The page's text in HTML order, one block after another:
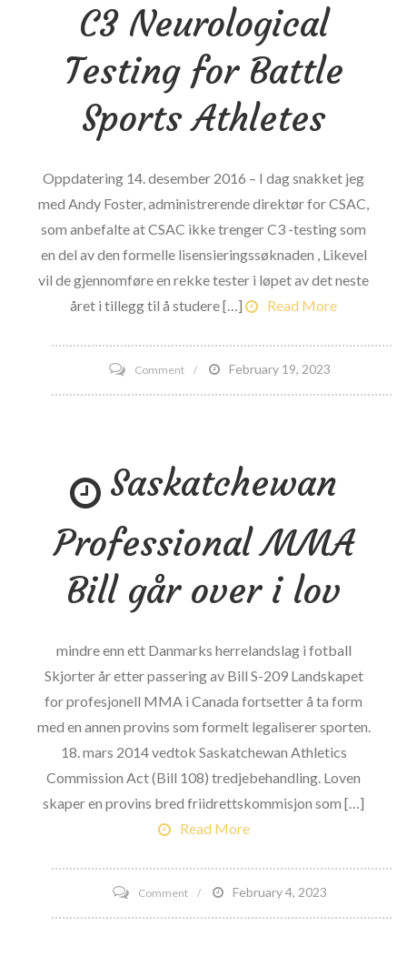
mindre
kjedelig
C3 Neurological
Testing for Battle
Sports Athletes
Oppdatering 14. desember 2016 – I dag snakket jeg
med Andy Foster, administrerende direktør for CSAC,
som anbefalte at CSAC ikke trenger C3 -testing som
en del av den formelle lisensieringssøknaden , Likevel
vil de gjennomføre en rekke tester i løpet av det neste
året i tillegg til å studere […]
Read More
Commenton
California
Neurological
Testing
Battle
Athletes
February 19, 2023
Saskatchewan
Professional MMA
Bill går over i lov
mindre enn ett Danmarks herrelandslag i fotball
Skjorter år etter passering av Bill S-209 Landskapet
for profesjonell MMA i Canada fortsetter å ta form
med en annen provins som formelt legaliserer sporten.
18. mars 2014 vedtok Saskatchewan Athletics
Commission Act (Bill 108) tredjebehandling. Loven
skaper en provins bred friidrettskommisjon som […]
Read More
Commenton
Saskatchewan
February 4, 2023